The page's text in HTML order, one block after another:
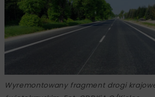
Wyremontowany fragment drogi